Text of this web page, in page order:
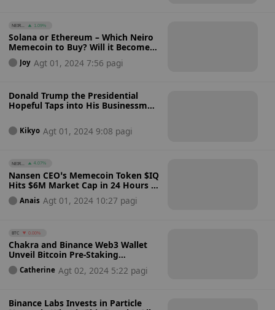
NEIR... 1.09%
Solana or Ethereum – Which Neiro
Memecoin to Buy? Will it Become
the Next Dogwifhat?
Joy Agt 01, 2024 7:56 pagi
Donald Trump the Presidential
Hopeful Taps into His Businessman
Bitcoin Sneakers
Kikyo Agt 01, 2024 9:08 pagi
NEIR... 4.07%
Nansen CEO’s Memecoin Token $IQ
Hits $6M Market Cap in 24 Hours –
How MakeNowMeme and
Pump.Fun Enable Quick Profits
Anais Agt 01, 2024 10:27 pagi
BTC 0.00%
Chakra and Binance Web3 Wallet
Unveil Bitcoin Pre-Staking
Campaign for Babylon’s Mainnet
Launch
Catherine Agt 02, 2024 5:22 pagi
Binance Labs Invests in Particle